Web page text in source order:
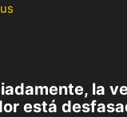
la
está